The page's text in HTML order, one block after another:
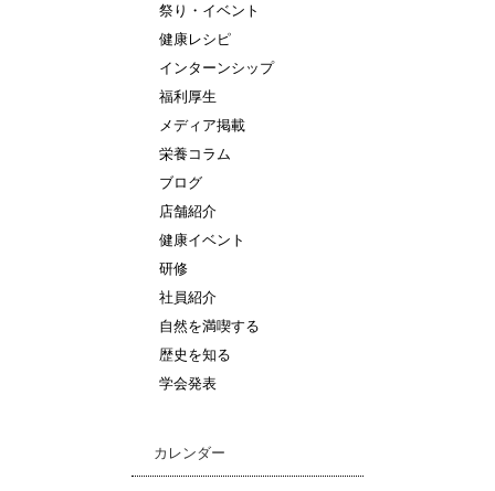
祭り・イベント
健康レシピ
インターンシップ
福利厚生
メディア掲載
栄養コラム
ブログ
店舗紹介
健康イベント
研修
社員紹介
自然を満喫する
歴史を知る
学会発表
カレンダー